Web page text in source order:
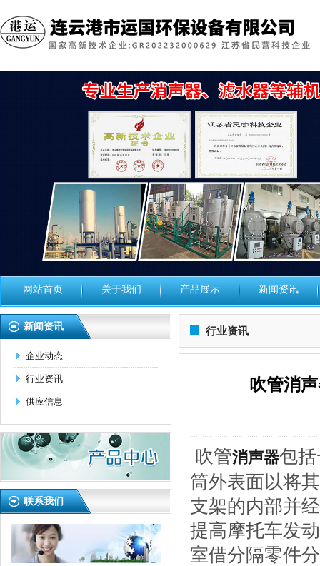
网站首页 关于我们 产品展示 新闻资讯
新闻资讯
企业动态
行业资讯
供应信息
联系我们
行业资讯
吹管消
吹管消声器包
筒外表面以将
支架的内部并
提高摩托车发
室借分隔零件